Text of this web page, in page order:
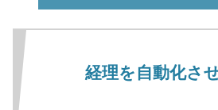
経理を自動化さ